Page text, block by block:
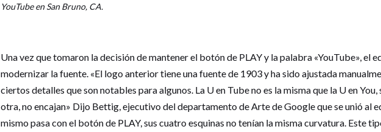
YouTube en San Bruno, CA.
Una vez que tomaron la decisión de mantener el botón de PLAY y la palabra «YouTube», el
modernizar la fuente. «El logo anterior tiene una fuente de 1903 y ha sido ajustada
ciertos detalles que son notables para algunos. La U en Tube no es la misma que la U en You,
otra, no encajan» Dijo Bettig, ejecutivo del departamento de Arte de Google que se unió al
mismo pasa con el botón de PLAY, sus cuatro esquinas no tenían la misma curvatura. Este